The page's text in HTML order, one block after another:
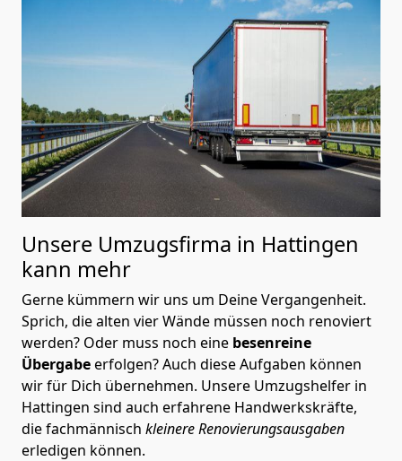
Unsere Umzugsfirma in Hattingen
kann mehr
Gerne kümmern wir uns um Deine Vergangenheit.
Sprich, die alten vier Wände müssen noch renoviert
werden? Oder muss noch eine besenreine
Übergabeerfolgen? Auch diese Aufgaben können
wir für Dich übernehmen. Unsere Umzugshelfer in
Hattingen sind auch erfahrene Handwerkskräfte,
die fachmännisch kleinere Renovierungsausgaben
erledigen können.